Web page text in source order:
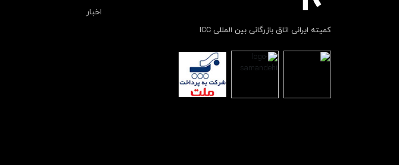
کمیته ایرانی اتاق بازرگانی بین المللی ICC
اخبار